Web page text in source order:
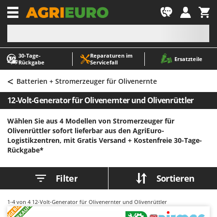
30‑Tage-
Rückgabe
Reparaturen im
Servicefall
Ersatzteile
-1
A
Abbeermaschinen - Traubenmühlen
Abfüllgeräte
Akku Gartenscheren
Akku Gras- und Strauchscheren
Akku-Stichsägen
Allzwecktransporter - Motorschubkarren
Alu-Teleskopleitern
Anbaubagger Heckbagger für Traktoren
Arbeitsschutzkleidung
Astkettensägen - Hochentaster
A
ABAC
AgriEuro Premium
AgriEuro TOP-LINE
AGT
Aima
Airmec
AL-KO
ALA 2000
Alce
Ama
< Batterien + Stromerzeuger für Olivenernte
12-Volt-Generator für Olivenernter und Olivenrüttler
Wählen Sie aus 4 Modellen von Stromerzeuger für
Olivenrüttler sofort lieferbar aus den AgriEuro-
Logistikzentren, mit Gratis Versand + Kostenfreie 30-Tage-
Rückgabe*
Filter Sortieren
1-4 von 4 12-Volt-Generator für Olivenernter und Olivenrüttler
ANGEBOT